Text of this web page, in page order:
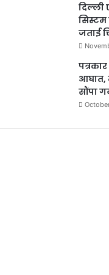
दिल्ली
सिस्टम
जताई
आघात,
सौंपा